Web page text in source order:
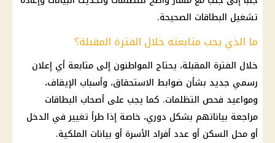
تشغيل البطاقات الصحيحة.
ما الذي يجب متابعته خلال الفترة المقبلة؟
خلال الفترة المقبلة، يحتاج المواطنون إلى متابعة أي إعلان
رسمي جديد بشأن ضوابط الاستحقاق، وأسباب الإيقاف،
ومواعيد فحص التظلمات. كما يجب على أصحاب البطاقات
مراجعة بياناتهم بشكل دوري، خاصة إذا طرأ تغيير في الدخل
أو محل السكن أو عدد أفراد الأسرة أو بيانات الملكية.